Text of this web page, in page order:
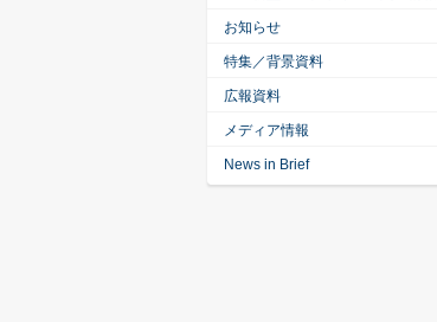
お知らせ
特集／背景資料
広報資料
メディア情報
News in Brief